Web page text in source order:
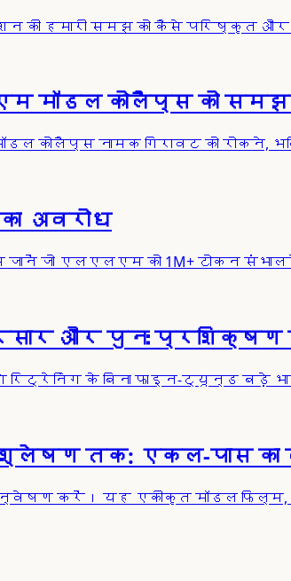
हमारी समझ को कैसे परिष्कृत और
मॉडल कोलैप्स को
कोलैप्स नामक गिरावट को रोकने,
अवरोध
जो एलएलएम को 1M+ टोकन
और पुनः प्रशिक्षण
रिट्रेनिंग के बिना फाइन-ट्यून्ड बड़े
तक: एकल-पास का
करें। यह एकीकृत मॉडल